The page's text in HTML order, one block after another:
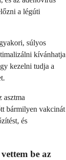
a légúti
súlyos
kívánhatja
kezelni tudja a
asztma
bármilyen vakcinát
és
be az